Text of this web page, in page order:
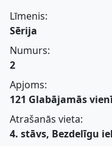
Līmenis:
Sērija
Numurs:
2
Apjoms:
121 Glabājamās
Atrašanās vieta:
4. stāvs, Bezdelīgu